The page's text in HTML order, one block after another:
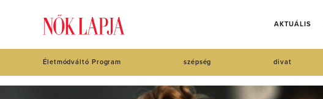
AKTUÁLIS
Életmódváltó Program szépség divat